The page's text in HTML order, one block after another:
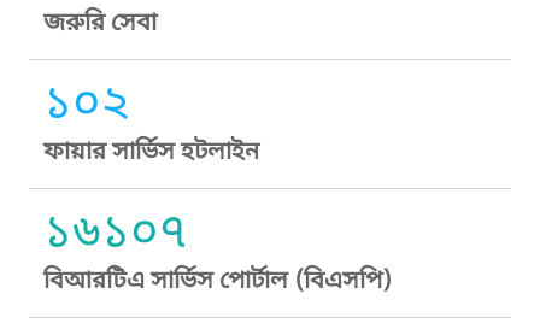
জরুরি সেবা
১০২
ফায়ার সার্ভিস হটলাইন
১৬১০৭
বিআরটিএ সার্ভিস পোর্টাল (বিএসপি)